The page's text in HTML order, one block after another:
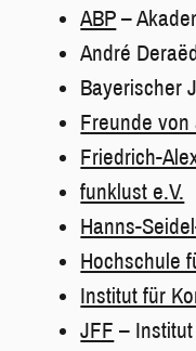
ABP –
André
Bayerischer
Freunde von
Friedrich-
funklust e.V.
Hanns-
Hochschule
Institut für
JFF –